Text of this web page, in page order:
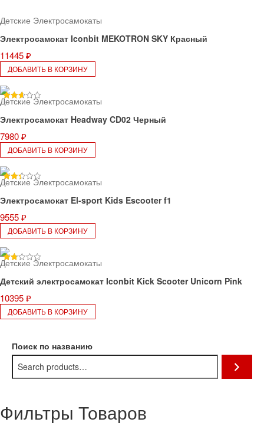
Детские Электросамокаты
Электросамокат Iconbit MEKOTRON SKY Красный
11445₽
ДОБАВИТЬ В КОРЗИНУ
Rated
out of
Детские Электросамокаты
Электросамокат Headway CD02 Черный
7980₽
ДОБАВИТЬ В КОРЗИНУ
Rated
out of
Детские Электросамокаты
Электросамокат El-sport Kids Escooter f1
9555₽
ДОБАВИТЬ В КОРЗИНУ
Rated
out
of 5
Детские Электросамокаты
Детский электросамокат Iconbit Kick Scooter Unicorn Pink
10395₽
ДОБАВИТЬ В КОРЗИНУ
Поиск по названию
Фильтры Товаров